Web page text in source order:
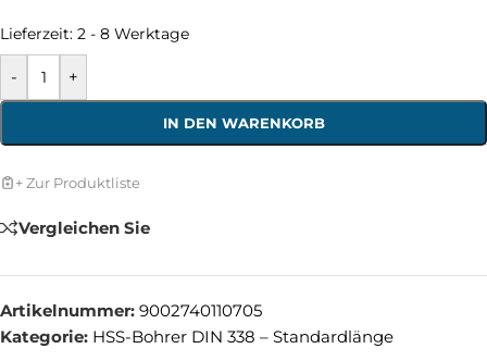
Lieferzeit: 2 - 8 Werktage
- +
IN DEN WARENKORB
+ Zur Produktliste
Vergleichen Sie
Artikelnummer: 9002740110705
Kategorie: HSS-Bohrer DIN 338 – Standardlänge